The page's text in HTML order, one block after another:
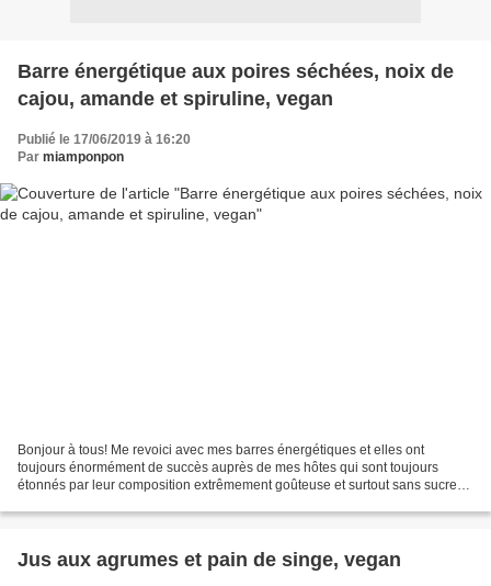
Barre énergétique aux poires séchées, noix de
cajou, amande et spiruline, vegan
Publié le 17/06/2019 à 16:20
Par miamponpon
Bonjour à tous! Me revoici avec mes barres énergétiques et elles ont
toujours énormément de succès auprès de mes hôtes qui sont toujours
étonnés par leur composition extrêmement goûteuse et surtout sans sucre
Jus aux agrumes et pain de singe, vegan